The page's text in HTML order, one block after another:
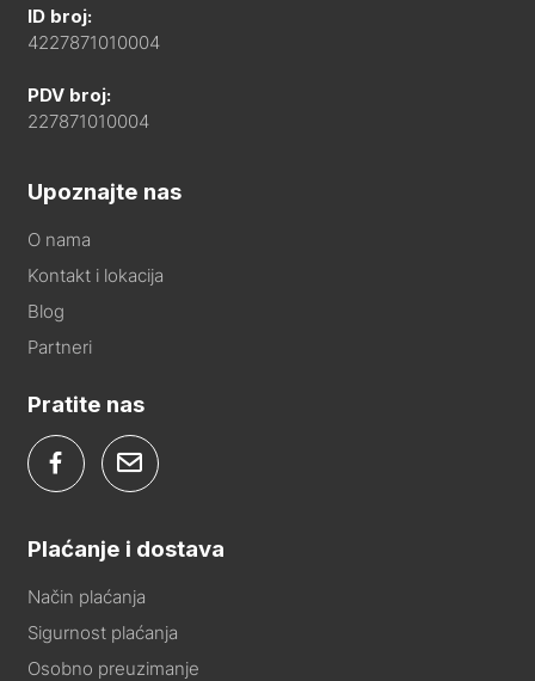
ID broj:
4227871010004
PDV broj:
227871010004
Upoznajte nas
O nama
Kontakt i lokacija
Blog
Partneri
Pratite nas
Plaćanje i dostava
Način plaćanja
Sigurnost plaćanja
Osobno preuzimanje